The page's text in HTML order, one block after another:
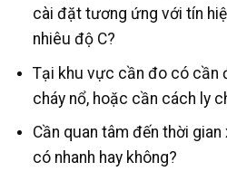
cài đặt tương ứng với tín
nhiêu độ C?
Tại khu vực cần đo có cần
cháy nổ, hoặc cần cách ly
Cần quan tâm đến thời
có nhanh hay không?